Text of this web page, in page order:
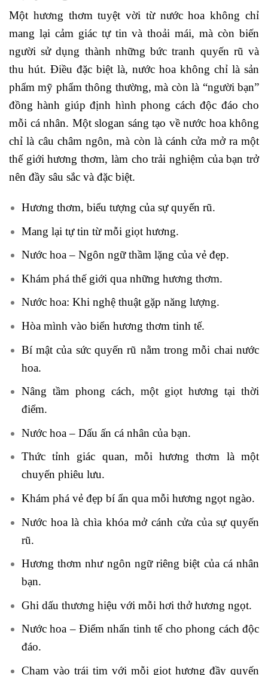
Một hương thơm tuyệt vời từ nước hoa không chỉ
mang lại cảm giác tự tin và thoải mái, mà còn biến
người sử dụng thành những bức tranh quyến rũ và
thu hút. Điều đặc biệt là, nước hoa không chỉ là sản
phẩm mỹ phẩm thông thường, mà còn là “người bạn”
đồng hành giúp định hình phong cách độc đáo cho
mỗi cá nhân. Một slogan sáng tạo về nước hoa không
chỉ là câu châm ngôn, mà còn là cánh cửa mở ra một
thế giới hương thơm, làm cho trải nghiệm của bạn trở
nên đầy sâu sắc và đặc biệt.
Hương thơm, biểu tượng của sự quyến rũ.
Mang lại tự tin từ mỗi giọt hương.
Nước hoa – Ngôn ngữ thầm lặng của vẻ đẹp.
Khám phá thế giới qua những hương thơm.
Nước hoa: Khi nghệ thuật gặp năng lượng.
Hòa mình vào biển hương thơm tinh tế.
Bí mật của sức quyến rũ nằm trong mỗi chai nước
hoa.
Nâng tầm phong cách, một giọt hương tại thời
điểm.
Nước hoa – Dấu ấn cá nhân của bạn.
Thức tỉnh giác quan, mỗi hương thơm là một
chuyến phiêu lưu.
Khám phá vẻ đẹp bí ẩn qua mỗi hương ngọt ngào.
Nước hoa là chìa khóa mở cánh cửa của sự quyến
rũ.
Hương thơm như ngôn ngữ riêng biệt của cá nhân
bạn.
Ghi dấu thương hiệu với mỗi hơi thở hương ngọt.
Nước hoa – Điểm nhấn tinh tế cho phong cách độc
đáo.
Chạm vào trái tim với mỗi giọt hương đầy quyến